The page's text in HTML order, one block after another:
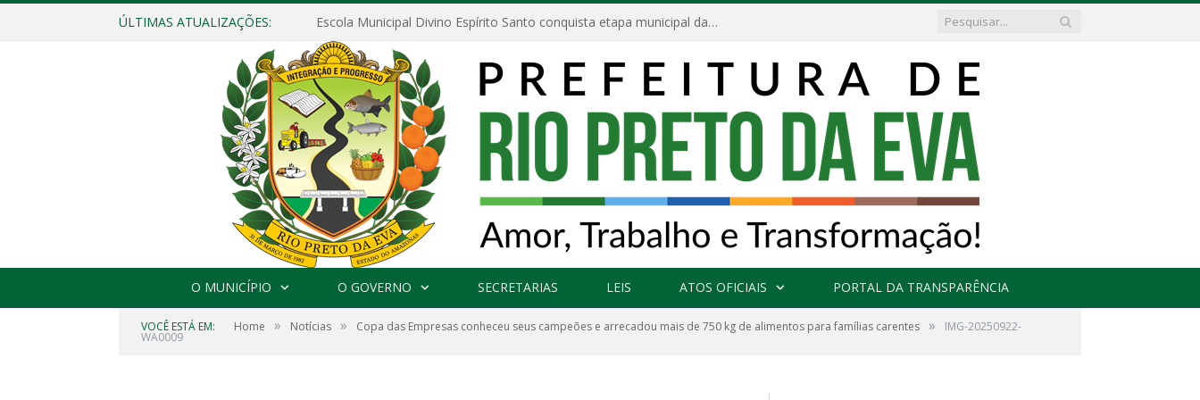
ÚLTIMAS ATUALIZAÇÕES: Escola Municipal Divino Espírito Santo conquista etapa municipal da V Feira Amazonense de Matemática
O MUNICÍPIO O GOVERNO SECRETARIAS LEIS ATOS OFICIAIS PORTAL DA TRANSPARÊNCIA
VOCÊ ESTÁ EM: Home » Notícias » Copa das Empresas conheceu seus campeões e arrecadou mais de 750 kg de alimentos para famílias carentes » IMG-20250922-
WA0009